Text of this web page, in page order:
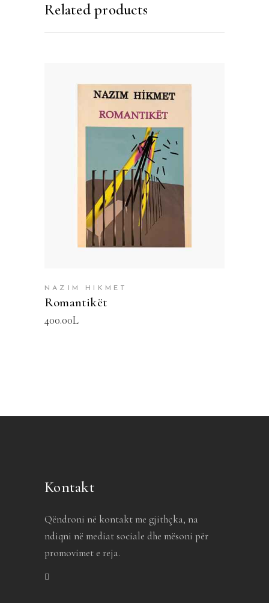
Related products
SHTOJE NË SHPORTË
NAZIM HIKMET
Romantikët
400.00L
Kontakt
Qëndroni në kontakt me gjithçka, na
ndiqni në mediat sociale dhe mësoni për
promovimet e reja.